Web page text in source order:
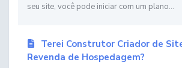
seu site, você pode iniciar com um plano...
Terei Construtor Criador de
Revenda de Hospedagem?